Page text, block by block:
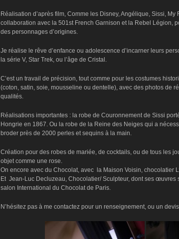
Réalisation d’après film, Comme les Disney, Angélique, Sissi,
collaboration avec la 501st French Garnison et la Rebel Légion,
des personnages d’origines.
Je réalise le rêve d’enfance ou adolescence d’incarner leurs
la série V, Star Trek, ou l’âge de Cristal.
C’est un travail de précision, tout comme pour les costumes
(coton, satin, soie, mousseline ou dentelle), avec des photos de
qualités.
Réalisations importantes : la robe de Couronnement de Sissi
Hongrie en 1867. Ou la robe de la Reine des Neiges qui a
broder près de 2000 perles et sequins à la main.
Création pour des robes de mariée, de cocktails, ou de tous les
objet comme une rose.
On encore avec du Chocolat, avec la Maison Voisin, chocolatier
Et Jean-Luc Decluzeau, Chocolatier/ Sculpteur, dont ses œuvres
salon International du Chocolat de Paris.
N’hésitez pas à me contactez pour un renseignement, ou un devis